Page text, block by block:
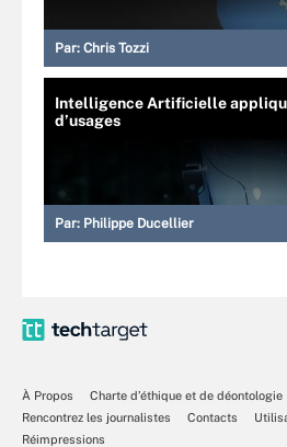
Par: Chris Tozzi
Intelligence Artificielle
d’usages
Par: Philippe Ducellier
À Propos
Charte d’éthique et de déontologie
Rencontrez les journalistes
Contacts
Réimpressions